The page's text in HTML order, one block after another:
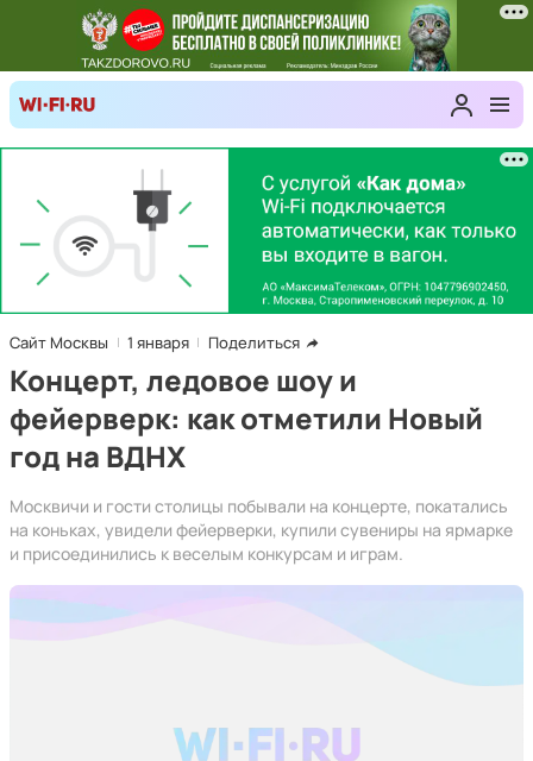
Сайт Москвы 1 января Поделиться
Концерт, ледовое шоу и
фейерверк: как отметили Новый
год на ВДНХ
Москвичи и гости столицы побывали на концерте, покатались
на коньках, увидели фейерверки, купили сувениры на ярмарке
и присоединились к веселым конкурсам и играм.